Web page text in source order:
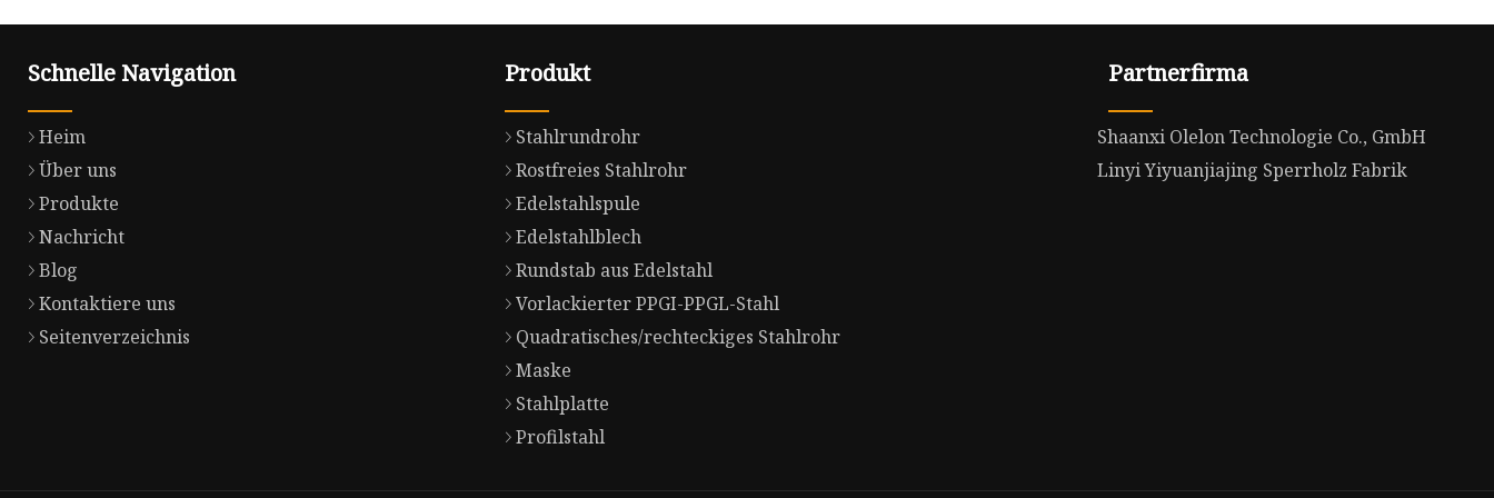
Schnelle Navigation
Heim
Über uns
Produkte
Nachricht
Blog
Kontaktiere uns
Seitenverzeichnis
Produkt
Stahlrundrohr
Rostfreies Stahlrohr
Edelstahlspule
Edelstahlblech
Rundstab aus Edelstahl
Vorlackierter PPGI-PPGL-Stahl
Quadratisches/rechteckiges Stahlrohr
Maske
Stahlplatte
Profilstahl
Partnerfirma
Shaanxi Olelon Technologie Co., GmbH
Linyi Yiyuanjiajing Sperrholz Fabrik